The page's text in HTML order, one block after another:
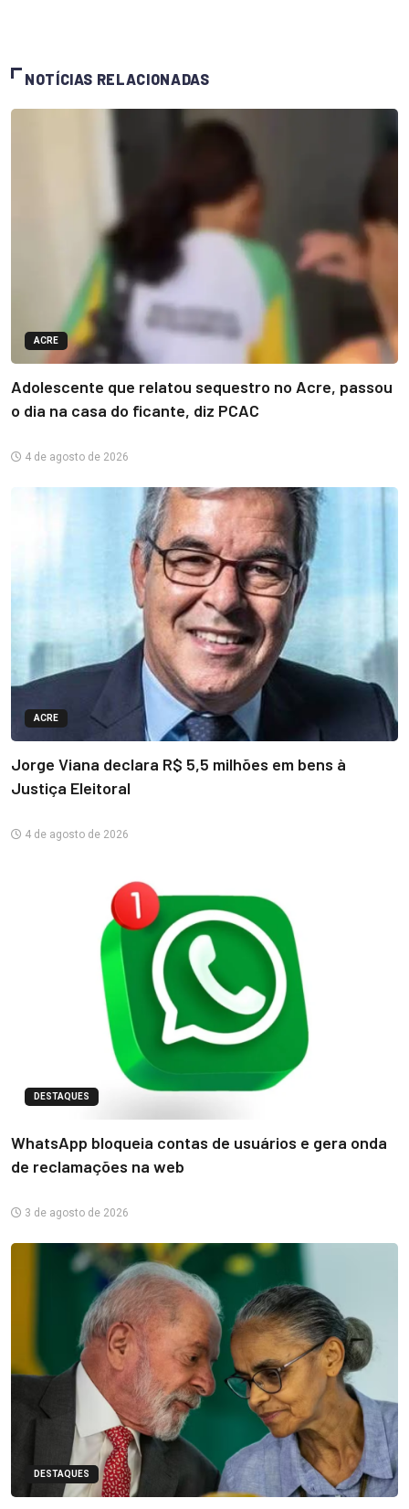
NOTÍCIAS RELACIONADAS
ACRE
Adolescente que relatou sequestro no Acre, passou
o dia na casa do ficante, diz PCAC
4 de agosto de 2026
ACRE
Jorge Viana declara R$ 5,5 milhões em bens à
Justiça Eleitoral
4 de agosto de 2026
DESTAQUES
WhatsApp bloqueia contas de usuários e gera onda
de reclamações na web
3 de agosto de 2026
DESTAQUES